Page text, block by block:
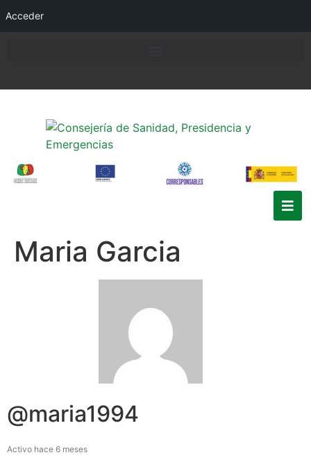
Acceder
Maria Garcia
@maria1994
Activo hace 6 meses